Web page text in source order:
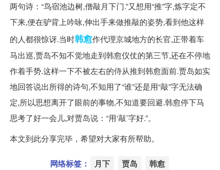
两句诗：“鸟宿池边树,僧敲月下门.”又想用“推”字,炼字定不
下来,便在驴背上吟咏,伸出手来做推敲的姿势,看到他这样
的人都很惊讶.当时韩愈作代理京城地方的长官,正带着车
马出巡,贾岛不知不觉地走到韩愈仪仗的第三节,还在不停地
作着手势.这样一下不被左右的侍从推到韩愈面前.贾岛如实
地回答说出所得的诗句,不知用了“谁”还是用“敲”字无法确
定,所以思想离开了眼前的事物,不知道要回避.韩愈停下马
思考了好一会儿,对贾岛说：“用‘敲’字好.”。
本文到此分享完毕，希望对大家有所帮助。
网络标签： 月下 贾岛 韩愈